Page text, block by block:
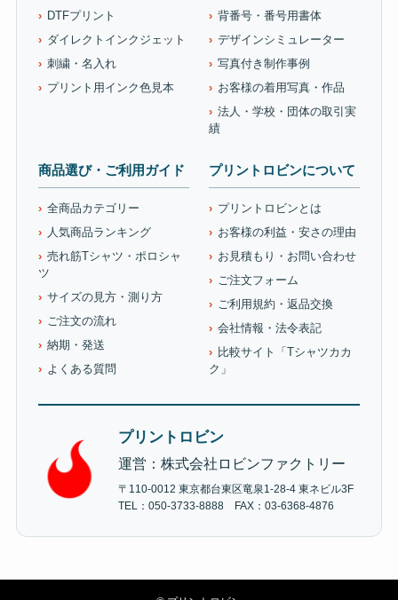
DTFプリント
ダイレクトインクジェット
刺繍・名入れ
プリント用インク色見本
背番号・番号用書体
デザインシミュレーター
写真付き制作事例
お客様の着用写真・作品
法人・学校・団体の取引実
績
商品選び・ご利用ガイド
全商品カテゴリー
人気商品ランキング
売れ筋Tシャツ・ポロシャ
ツ
サイズの見方・測り方
ご注文の流れ
納期・発送
よくある質問
プリントロビンについて
プリントロビンとは
お客様の利益・安さの理由
お見積もり・お問い合わせ
ご注文フォーム
ご利用規約・返品交換
会社情報・法令表記
比較サイト「Tシャツカカ
ク」
プリントロビン
運営：株式会社ロビンファクトリー
〒110-0012 東京都台東区竜泉1-28-4 東ネビル3F
TEL：050-3733-8888 FAX：03-6368-4876